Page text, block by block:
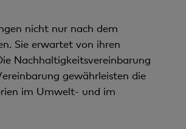
nicht nur nach dem
Sie erwartet von ihren
Nachhaltigkeitsvereinbarung
gewährleisten die
im Umwelt- und im